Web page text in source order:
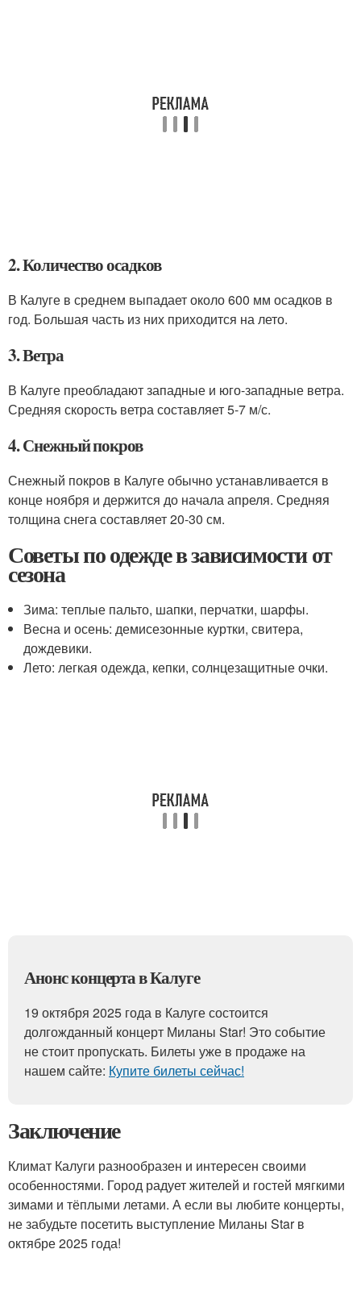
2. Количество осадков
В Калуге в среднем выпадает около 600 мм осадков в
год. Большая часть из них приходится на лето.
3. Ветра
В Калуге преобладают западные и юго-западные ветра.
Средняя скорость ветра составляет 5-7 м/с.
4. Снежный покров
Снежный покров в Калуге обычно устанавливается в
конце ноября и держится до начала апреля. Средняя
толщина снега составляет 20-30 см.
Советы по одежде в зависимости от
сезона
Зима: теплые пальто, шапки, перчатки, шарфы.
Весна и осень: демисезонные куртки, свитера,
дождевики.
Лето: легкая одежда, кепки, солнцезащитные очки.
Анонс концерта в Калуге
19 октября 2025 года в Калуге состоится
долгожданный концерт Миланы Star! Это событие
не стоит пропускать. Билеты уже в продаже на
нашем сайте: Купите билеты сейчас!
Заключение
Климат Калуги разнообразен и интересен своими
особенностями. Город радует жителей и гостей мягкими
зимами и тёплыми летами. А если вы любите концерты,
не забудьте посетить выступление Миланы Star в
октябре 2025 года!